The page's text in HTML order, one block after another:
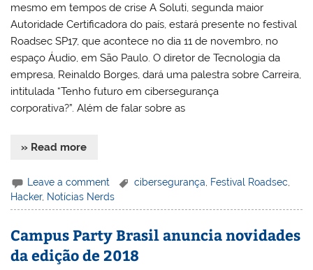
mesmo em tempos de crise A Soluti, segunda maior
Autoridade Certificadora do país, estará presente no festival
Roadsec SP17, que acontece no dia 11 de novembro, no
espaço Áudio, em São Paulo. O diretor de Tecnologia da
empresa, Reinaldo Borges, dará uma palestra sobre Carreira,
intitulada “Tenho futuro em cibersegurança
corporativa?”. Além de falar sobre as
» Read more
Leave a comment cibersegurança Festival Roadsec
Hacker, Notícias Nerds
Campus Party Brasil anuncia novidades
da edição de 2018